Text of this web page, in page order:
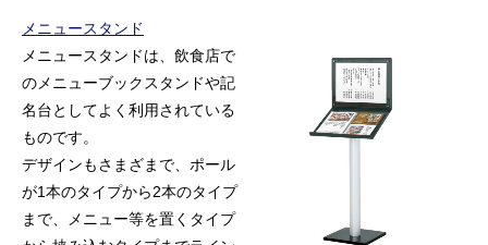
メニュースタンド
メニュースタンドは、飲食店で
のメニューブックスタンドや記
名台としてよく利用されている
ものです。
デザインもさまざまで、ポール
が1本のタイプから2本のタイプ
まで、メニュー等を置くタイプ